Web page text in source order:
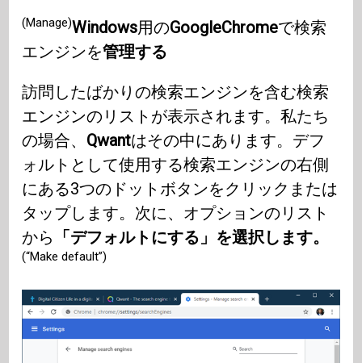
(Manage)Windows用のGoogleChromeで検索
エンジンを管理する
訪問したばかりの検索エンジンを含む検索
エンジンのリストが表示されます。私たち
の場合、 Qwantはその中にあります。デフ
ォルトとして使用する検索エンジンの右側
にある3つのドットボタンをクリックまたは
タップします。次に、オプションのリスト
から
「デフォルトにする」を選択します。
(“Make default”)